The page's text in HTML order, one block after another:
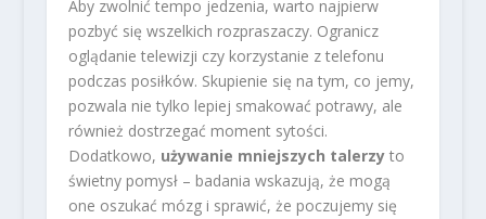
Aby zwolnić tempo jedzenia, warto najpierw
pozbyć się wszelkich rozpraszaczy. Ogranicz
oglądanie telewizji czy korzystanie z telefonu
podczas posiłków. Skupienie się na tym, co jemy,
pozwala nie tylko lepiej smakować potrawy, ale
również dostrzegać moment sytości.
Dodatkowo, używanie mniejszych talerzyto
świetny pomysł – badania wskazują, że mogą
one oszukać mózg i sprawić, że poczujemy się